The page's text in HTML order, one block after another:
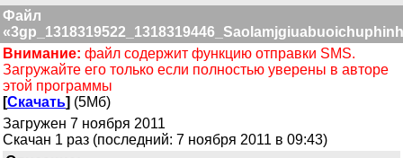
Файл
Внимание: файл содержит функцию отправки SMS.
Загружайте его только если полностью уверены в авторе
этой программы
[Скачать] (5Мб)
Загружен 7 ноября 2011
Скачан 1 раз (последний: 7 ноября 2011 в 09:43)